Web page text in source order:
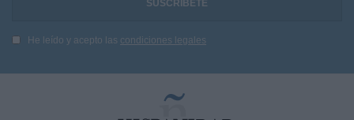
He leído y acepto las condiciones legales